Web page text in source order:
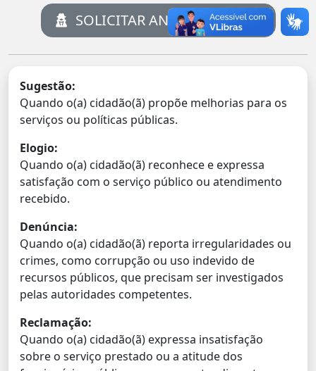
SOLICITAR ANONIMAMENTE
Sugestão:
Quando o(a) cidadão(ã) propõe melhorias para os
serviços ou políticas públicas.
Elogio:
Quando o(a) cidadão(ã) reconhece e expressa
satisfação com o serviço público ou atendimento
recebido.
Denúncia:
Quando o(a) cidadão(ã) reporta irregularidades ou
crimes, como corrupção ou uso indevido de
recursos públicos, que precisam ser investigados
pelas autoridades competentes.
Reclamação:
Quando o(a) cidadão(ã) expressa insatisfação
sobre o serviço prestado ou a atitude dos